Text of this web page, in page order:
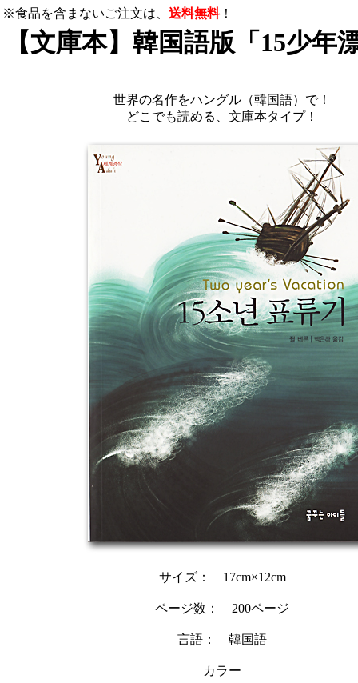
※食品を含まないご注文は、 送料無料！
【文庫本】韓国語版「15少年
世界の名作をハングル（韓国語）で！
どこでも読める、文庫本タイプ！
サイズ： 17cm×12cm
ページ数： 200ページ
言語： 韓国語
カラー